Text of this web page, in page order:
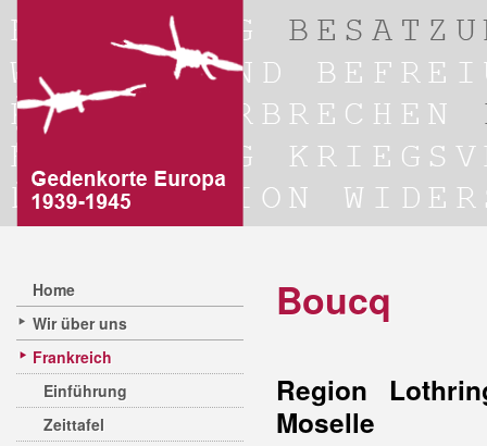
Home
Wir über uns
Frankreich
Einführung
Zeittafel
Boucq
Region
Moselle